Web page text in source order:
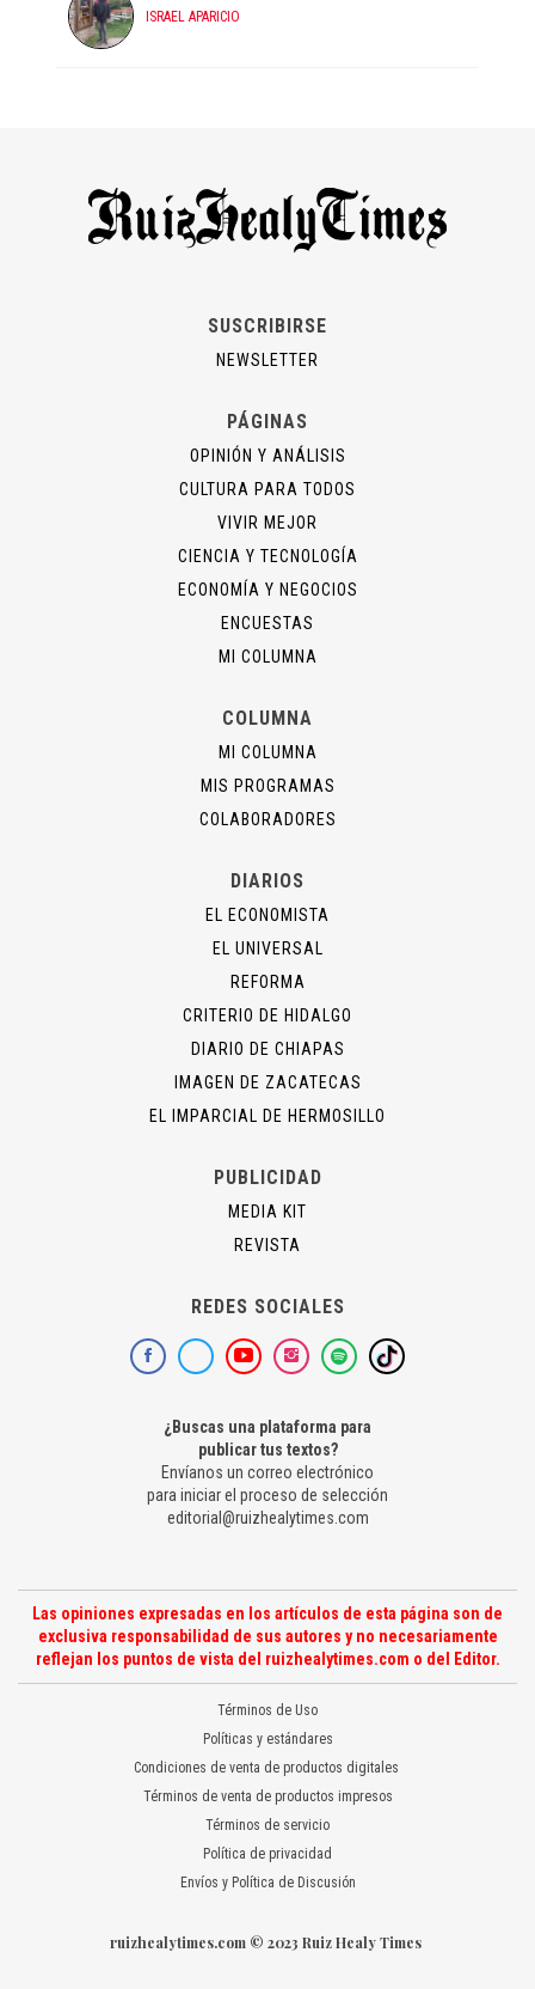
ISRAEL APARICIO
SUSCRIBIRSE
NEWSLETTER
PÁGINAS
OPINIÓN Y ANÁLISIS
CULTURA PARA TODOS
VIVIR MEJOR
CIENCIA Y TECNOLOGÍA
ECONOMÍA Y NEGOCIOS
ENCUESTAS
MI COLUMNA
COLUMNA
MI COLUMNA
MIS PROGRAMAS
COLABORADORES
DIARIOS
EL ECONOMISTA
EL UNIVERSAL
REFORMA
CRITERIO DE HIDALGO
DIARIO DE CHIAPAS
IMAGEN DE ZACATECAS
EL IMPARCIAL DE HERMOSILLO
PUBLICIDAD
MEDIA KIT
REVISTA
REDES SOCIALES
¿Buscas una plataforma para
publicar tus textos?
Envíanos un correo electrónico
para iniciar el proceso de selección
editorial@ruizhealytimes.com
Las opiniones expresadas en los artículos de esta página son de
exclusiva responsabilidad de sus autores y no necesariamente
reflejan los puntos de vista del ruizhealytimes.com o del Editor.
Términos de Uso
Políticas y estándares
Condiciones de venta de productos digitales
Términos de venta de productos impresos
Términos de servicio
Política de privacidad
Envíos y Política de Discusión
ruizhealytimes.com © 2023 Ruiz Healy Times